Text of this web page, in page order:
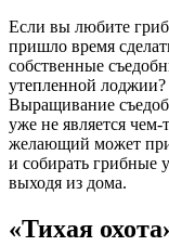
Если вы любите
пришло время
собственные
утепленной
Выращивание
уже не является
желающий может
и собирать грибные
выходя из дома.
«Тихая